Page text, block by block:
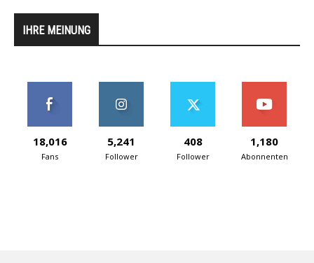
IHRE MEINUNG
18,016
Fans
5,241
Follower
408
Follower
1,180
Abonnenten